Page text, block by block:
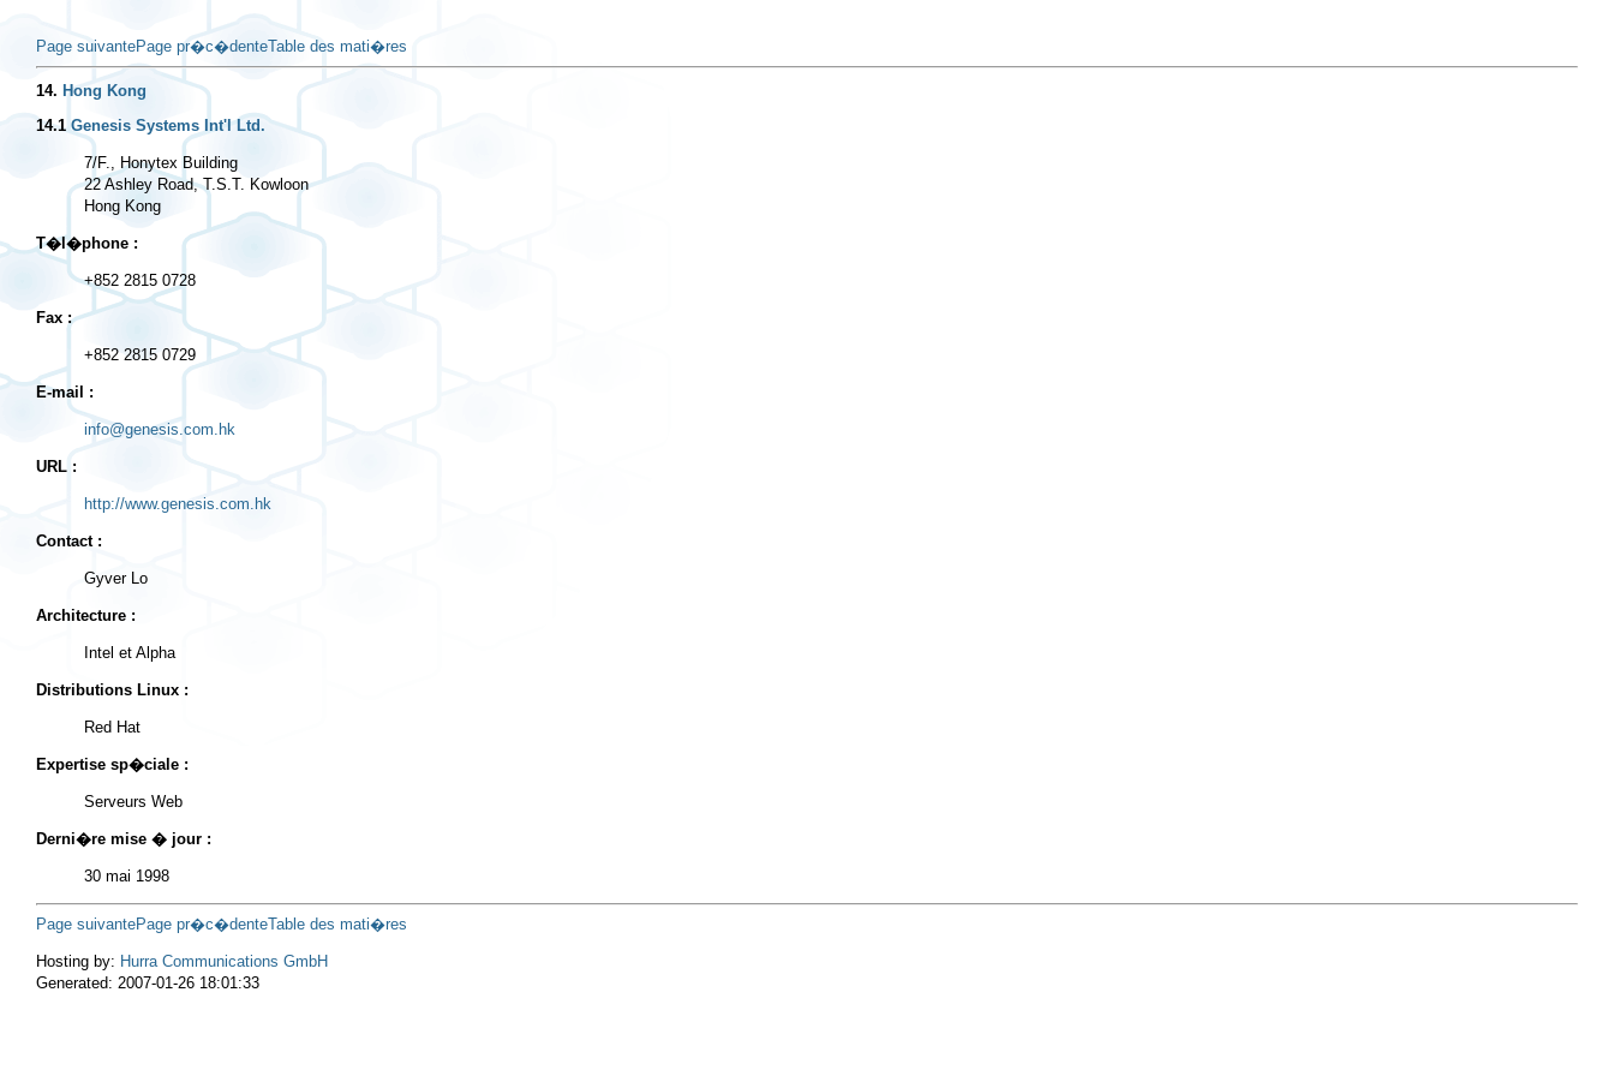
Page suivantePage pr�c�denteTable des mati�res
14. Hong Kong
14.1 Genesis Systems Int'l Ltd.
7/F., Honytex Building
22 Ashley Road, T.S.T. Kowloon
T�l�phone :
+852 2815 0728
Fax :
+852 2815 0729
E-mail :
info@genesis.com.hk
URL :
http://www.genesis.com.hk
Contact :
Gyver Lo
Architecture :
Intel et Alpha
Distributions Linux :
Red Hat
Expertise sp�ciale :
Serveurs Web
Derni�re mise � jour :
30 mai 1998
Page suivantePage pr�c�denteTable des mati�res
Hosting by: Hurra Communications GmbH
Generated: 2007-01-26 18:01:33